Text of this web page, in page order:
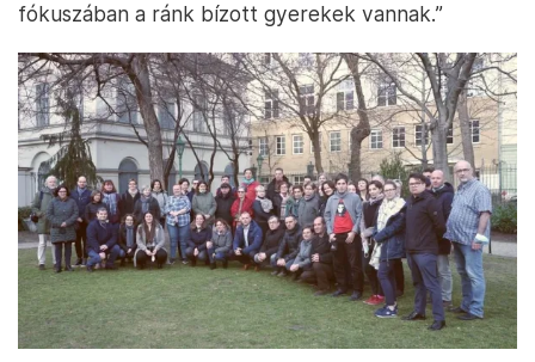
fókuszában a ránk bízott gyerekek vannak.”